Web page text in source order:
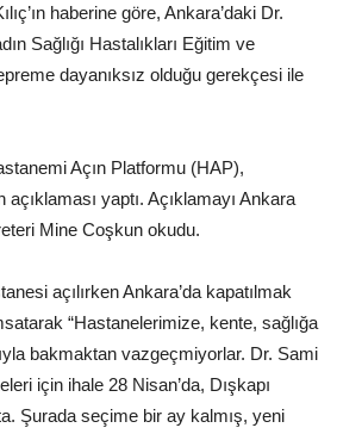
haberine göre, Ankara’daki Dr.
Sağlığı Hastalıkları Eğitim ve
dayanıksız olduğu gerekçesi ile
Açın Platformu (HAP),
yaptı. Açıklamayı Ankara
Mine Coşkun okudu.
açılırken Ankara’da kapatılmak
“Hastanelerimize, kente, sağlığa
bakmaktan vazgeçmiyorlar. Dr. Sami
için ihale 28 Nisan’da, Dışkapı
Şurada seçime bir ay kalmış, yeni